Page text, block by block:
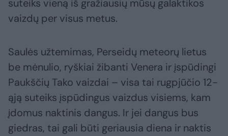
suteiks vieną iš gražiausių mūsų galaktikos
vaizdų per visus metus.
Saulės užtemimas, Perseidų meteorų lietus
be mėnulio, ryškiai žibanti Venera ir įspūdingi
Paukščių Tako vaizdai – visa tai rugpjūčio 12-
ąją suteiks įspūdingus vaizdus visiems, kam
įdomus naktinis dangus. Ir jei dangus bus
giedras, tai gali būti geriausia diena ir naktis